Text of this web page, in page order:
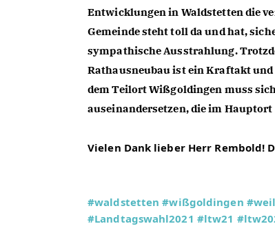
Entwicklungen in Waldstetten die
Gemeinde steht toll da und hat,
sympathische Ausstrahlung.
Rathausneubau ist ein Kraftakt und
dem Teilort Wißgoldingen muss
auseinandersetzen, die im
Vielen Dank lieber Herr Rembold!
#waldstetten #wißgoldingen
#Landtagswahl2021 #ltw21